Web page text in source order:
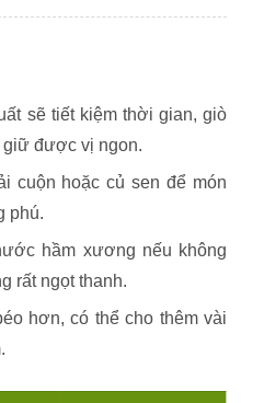
sẽ tiết kiệm thời gian, giò
giữ được vị ngon.
cuộn hoặc củ sen để món
phú.
hầm xương nếu không
rất ngọt thanh.
hơn, có thể cho thêm vài